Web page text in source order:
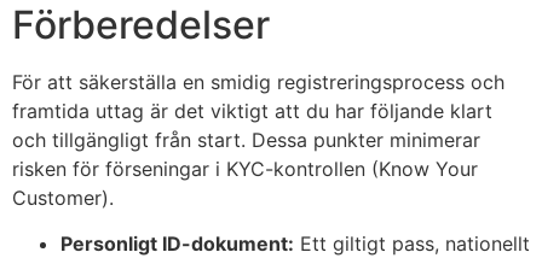
Förberedelser
För att säkerställa en smidig registreringsprocess och
framtida uttag är det viktigt att du har följande klart
och tillgängligt från start. Dessa punkter minimerar
risken för förseningar i KYC-kontrollen (Know Your
Customer).
Personligt ID-dokument: Ett giltigt pass, nationellt